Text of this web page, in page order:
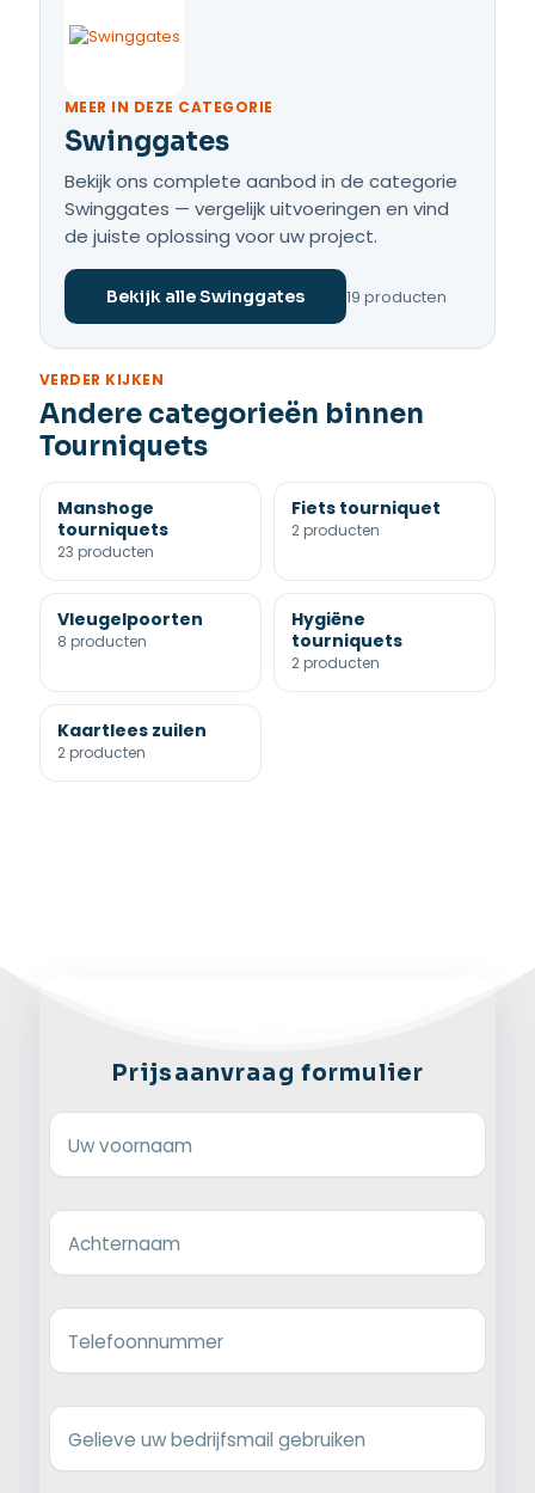
MEER IN DEZE CATEGORIE
Swinggates
Bekijk ons complete aanbod in de categorie
Swinggates — vergelijk uitvoeringen en vind
de juiste oplossing voor uw project.
Bekijk alle Swinggates 19 producten
VERDER KIJKEN
Andere categorieën binnen
Tourniquets
Manshoge
tourniquets
23 producten
Fiets tourniquet
2 producten
Vleugelpoorten
8 producten
Hygiëne
tourniquets
2 producten
Kaartlees zuilen
2 producten
Prijsaanvraag formulier
Uw voornaam
Achternaam
Telefoonnummer
Gelieve uw bedrijfsmail gebruiken